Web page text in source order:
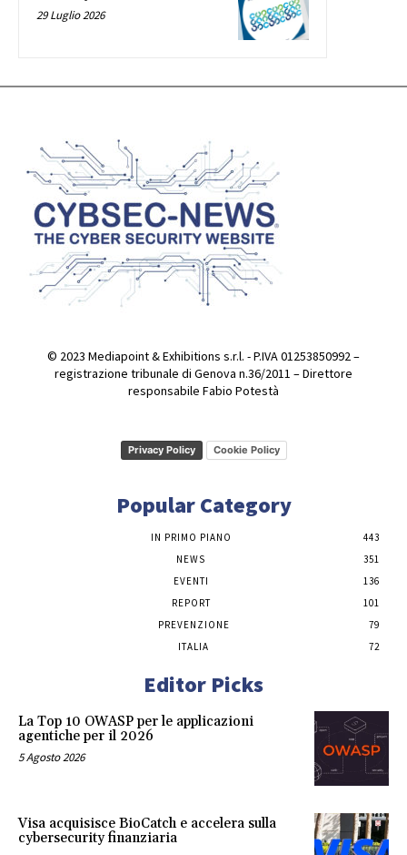
29 Luglio 2026
© 2023 Mediapoint & Exhibitions s.r.l. - P.IVA 01253850992 –
registrazione tribunale di Genova n.36/2011 – Direttore
responsabile Fabio Potestà
Privacy Policy Cookie Policy
Popular Category
IN PRIMO PIANO
443
NEWS
351
EVENTI
136
REPORT
101
PREVENZIONE
79
ITALIA
72
Editor Picks
La Top 10 OWASP per le applicazioni
agentiche per il 2026
5 Agosto 2026
Visa acquisisce BioCatch e accelera sulla
cybersecurity finanziaria